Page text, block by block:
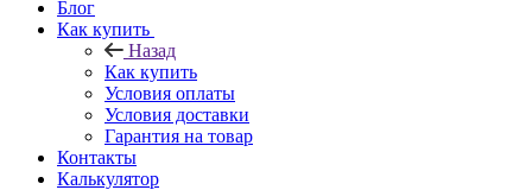
Блог
Как купить
Назад
Как купить
Условия оплаты
Условия доставки
Гарантия на товар
Контакты
Калькулятор